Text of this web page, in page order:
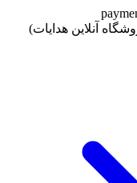
آنلاین هدایات)